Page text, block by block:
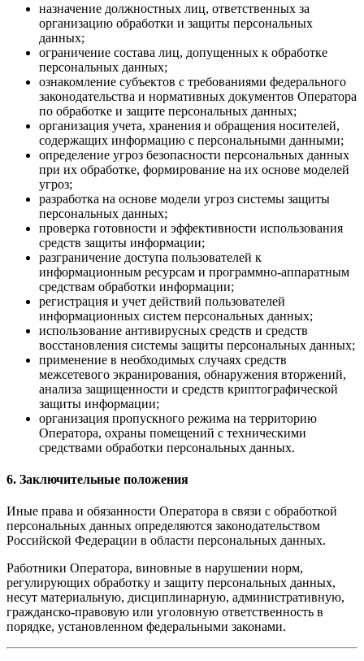
назначение должностных лиц, ответственных за
организацию обработки и защиты персональных
данных;
ограничение состава лиц, допущенных к обработке
персональных данных;
ознакомление субъектов с требованиями федерального
законодательства и нормативных документов Оператора
по обработке и защите персональных данных;
организация учета, хранения и обращения носителей,
содержащих информацию с персональными данными;
определение угроз безопасности персональных данных
при их обработке, формирование на их основе моделей
угроз;
разработка на основе модели угроз системы защиты
персональных данных;
проверка готовности и эффективности использования
средств защиты информации;
разграничение доступа пользователей к
информационным ресурсам и программно-аппаратным
средствам обработки информации;
регистрация и учет действий пользователей
информационных систем персональных данных;
использование антивирусных средств и средств
восстановления системы защиты персональных данных;
применение в необходимых случаях средств
межсетевого экранирования, обнаружения вторжений,
анализа защищенности и средств криптографической
защиты информации;
организация пропускного режима на территорию
Оператора, охраны помещений с техническими
средствами обработки персональных данных.
6. Заключительные положения
Иные права и обязанности Оператора в связи с обработкой
персональных данных определяются законодательством
Российской Федерации в области персональных данных.
Работники Оператора, виновные в нарушении норм,
регулирующих обработку и защиту персональных данных,
несут материальную, дисциплинарную, административную,
гражданско-правовую или уголовную ответственность в
порядке, установленном федеральными законами.